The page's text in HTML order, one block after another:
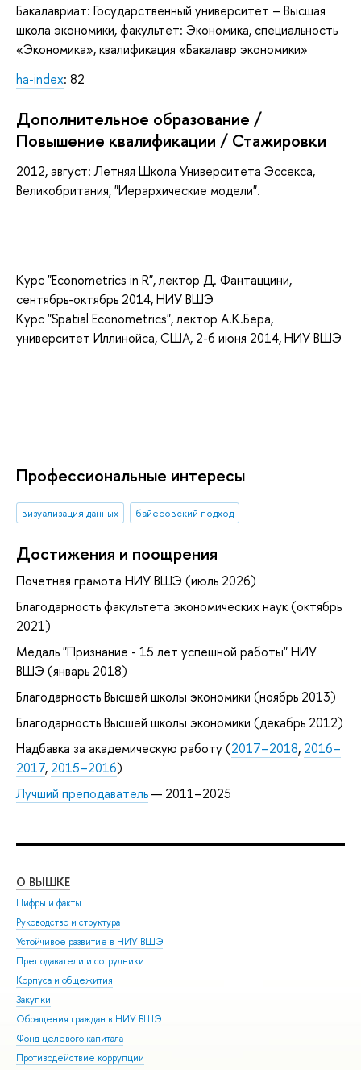
Бакалавриат: Государственный университет – Высшая
школа экономики, факультет: Экономика, специальность
«Экономика», квалификация «Бакалавр экономики»
ha-index: 82
Дополнительное образование /
Повышение квалификации / Стажировки
2012, август: Летняя Школа Университета Эссекса,
Великобритания, "Иерархические модели".
Курс "Econometrics in R", лектор Д. Фантаццини,
сентябрь-октябрь 2014, НИУ ВШЭ
Курс "Spatial Econometrics", лектор А.К.Бера,
университет Иллинойса, США, 2-6 июня 2014, НИУ ВШЭ
Профессиональные интересы
визуализация данных байесовский подход
Достижения и поощрения
Почетная грамота НИУ ВШЭ (июль 2026)
Благодарность факультета экономических наук (октябрь
2021)
Медаль "Признание - 15 лет успешной работы" НИУ
ВШЭ (январь 2018)
Благодарность Высшей школы экономики (ноябрь 2013)
Благодарность Высшей школы экономики (декабрь 2012)
Надбавка за академическую работу (2017–2018, 2016–
2017, 2015–2016)
Лучший преподаватель— 2011–2025
О ВЫШКЕ
Цифры и факты
Руководство и структура
Устойчивое развитие в НИУ ВШЭ
Преподаватели и сотрудники
Корпуса и общежития
Закупки
Обращения граждан в НИУ ВШЭ
Фонд целевого капитала
Противодействие коррупции